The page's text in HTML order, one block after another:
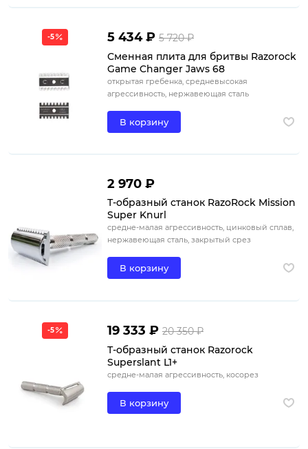
-5 5 434 ₽ 5 720 ₽
Сменная плита для бритвы Razorock
Game Changer Jaws 68
открытая гребенка, средневысокая
агрессивность, нержавеющая сталь
В корзину
2 970 ₽
Т-образный станок RazoRock Mission
Super Knurl
средне-малая агрессивность, цинковый сплав,
нержавеющая сталь, закрытый срез
В корзину
-5 19 333 ₽ 20 350 ₽
Т-образный станок Razorock
Superslant L1+
средне-малая агрессивность, косорез
В корзину